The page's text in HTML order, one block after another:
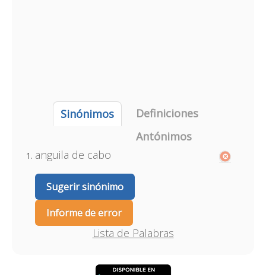
Sinónimos
Definiciones
Antónimos
anguila de cabo
Sugerir sinónimo
Informe de error
Lista de Palabras